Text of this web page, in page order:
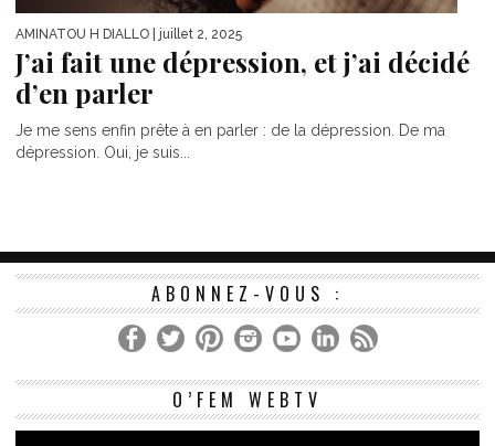
AMINATOU H DIALLO | juillet 2, 2025
J’ai fait une dépression, et j’ai décidé
d’en parler
Je me sens enfin prête à en parler : de la dépression. De ma
dépression. Oui, je suis...
ABONNEZ-VOUS :
O’FEM WEBTV